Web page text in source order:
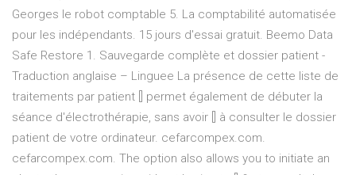
Georges le robot comptable 5. La comptabilité automatisée
pour les indépendants. 15 jours d'essai gratuit. Beemo Data
Safe Restore 1. Sauvegarde complète et dossier patient -
Traduction anglaise – Linguee La présence de cette liste de
traitements par patient [] permet également de débuter la
séance d'électrothérapie, sans avoir [] à consulter le dossier
patient de votre ordinateur. cefarcompex.com.
cefarcompex.com. The option also allows you to initiate an